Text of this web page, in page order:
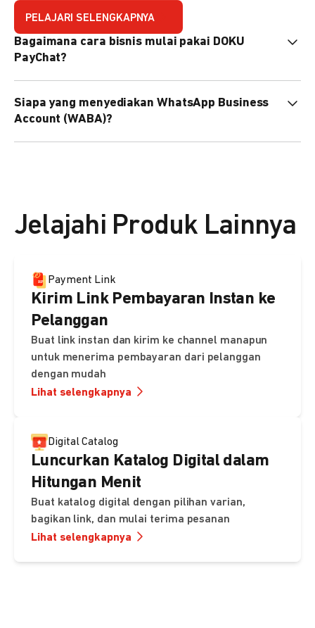
PELAJARI SELENGKAPNYA
Bagaimana cara bisnis mulai pakai DOKU
PayChat?
nanti tim kami bantu setup. Bisa juga pakai nomor
WhatsApp bisnis yang sudah dimiliki sendiri, atau dari
DOKU yang buatkan WhatsApp Bisnis terverifikasi juga
Siapa yang menyediakan WhatsApp Business
Account (WABA)?
Jelajahi Produk Lainnya
Payment Link
Kirim Link Pembayaran Instan ke
Pelanggan
Buat link instan dan kirim ke channel manapun
untuk menerima pembayaran dari pelanggan
dengan mudah
Lihat selengkapnya
Digital Catalog
Luncurkan Katalog Digital dalam
Hitungan Menit
Buat katalog digital dengan pilihan varian,
bagikan link, dan mulai terima pesanan
Lihat selengkapnya